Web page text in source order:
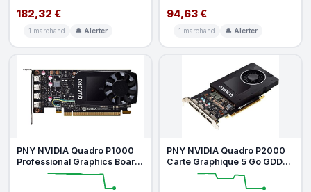
182,32 €
1 marchand 🔔 Alerter
94,63 €
1 marchand 🔔 Alerter
PNY NVIDIA Quadro P1000
Professional Graphics Board
(vcqp1000 PB)
PNY NVIDIA Quadro P2000
Carte Graphique 5 Go GDDR5
pleine hauteur